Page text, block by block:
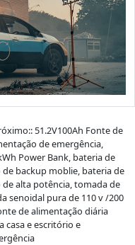
51.2V100Ah Fonte de
de emergência,
Power Bank, bateria de
de backup moblie, bateria de
de alta potência, tomada de
senoidal pura de 110 v /200
de alimentação diária
casa e escritório e